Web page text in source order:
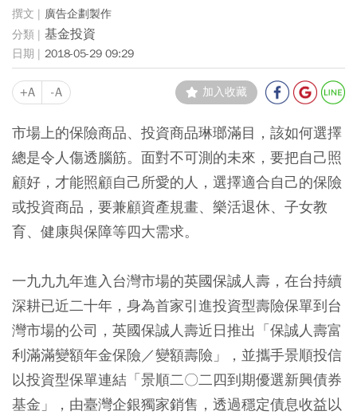
廣告企劃製作
基金投資
2018-05-29 09:29
+A -A 加入收藏
市場上的保險商品、投資商品琳瑯滿目，該如何選擇
總是令人傷透腦筋。面對不可測的未來，要把自己照
顧好，才能照顧自己所愛的人，選擇適合自己的保險
或投資商品，要兼顧資產規畫、樂活退休、子女教
育、健康與保障等四大需求。
一九九九年進入台灣市場的英國保誠人壽，在台持續
深耕已近二十年，身為首家引進投資型壽險保單到台
灣市場的公司，英國保誠人壽近日推出「保誠人壽富
利滿滿變額年金保險／變額壽險」，並攜手景順投信
以投資型保單連結「景順二〇二四到期優選新興債券
基金」，由臺灣企銀獨家銷售，透過穩定債息收益以